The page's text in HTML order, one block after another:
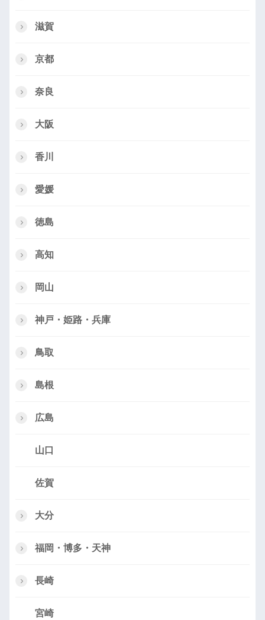
滋賀
京都
奈良
大阪
香川
愛媛
徳島
高知
岡山
神戸・姫路・兵庫
鳥取
島根
広島
山口
佐賀
大分
福岡・博多・天神
長崎
宮崎